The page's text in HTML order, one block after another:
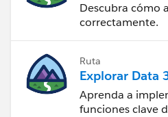
Descubra cómo
correctamente.
Ruta
Explorar Data
Aprenda a
funciones clave